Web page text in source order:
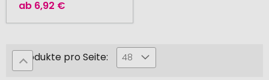
ab 6,92 €
Produkte pro Seite: 48